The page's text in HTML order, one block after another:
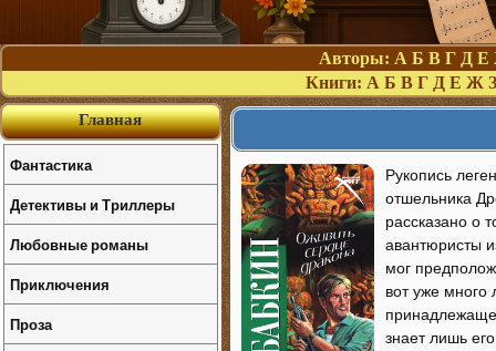
Авторы: А Б В Г Д Е
Книги: А Б В Г Д Е Ж З
Рукопись
отшельника
рассказано о
авантюристы
мог
вот уже много
знает лишь
Главная
Фантастика
Детективы и Триллеры
Любовные романы
Приключения
Проза